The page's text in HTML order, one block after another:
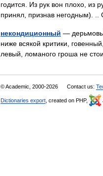
годится. Из рук вон плохо, из
принял, признав негодным).
некондиционный —
ниже всякой критики,
левый, ломаного гроша не
© Academic, 2000-2026 Contact us:
Dictionaries export , created on PHP,